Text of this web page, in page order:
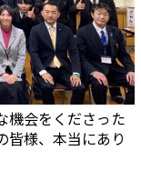
機会をくださった
皆様、本当にあり